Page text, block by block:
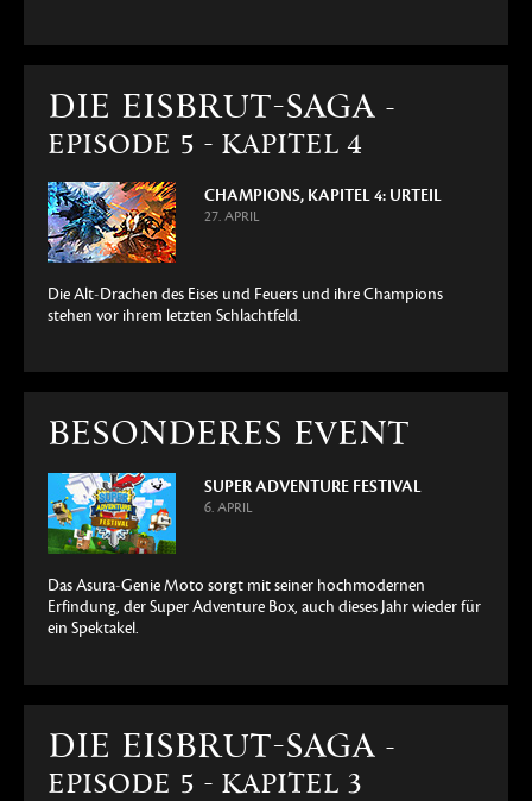
DIE EISBRUT-SAGA -
EPISODE 5 - KAPITEL 4
CHAMPIONS, KAPITEL 4: URTEIL
27. APRIL
Die Alt-Drachen des Eises und Feuers und ihre Champions
stehen vor ihrem letzten Schlachtfeld.
BESONDERES EVENT
SUPER ADVENTURE FESTIVAL
6. APRIL
Das Asura-Genie Moto sorgt mit seiner hochmodernen
Erfindung, der Super Adventure Box, auch dieses Jahr wieder für
ein Spektakel.
DIE EISBRUT-SAGA -
EPISODE 5 - KAPITEL 3